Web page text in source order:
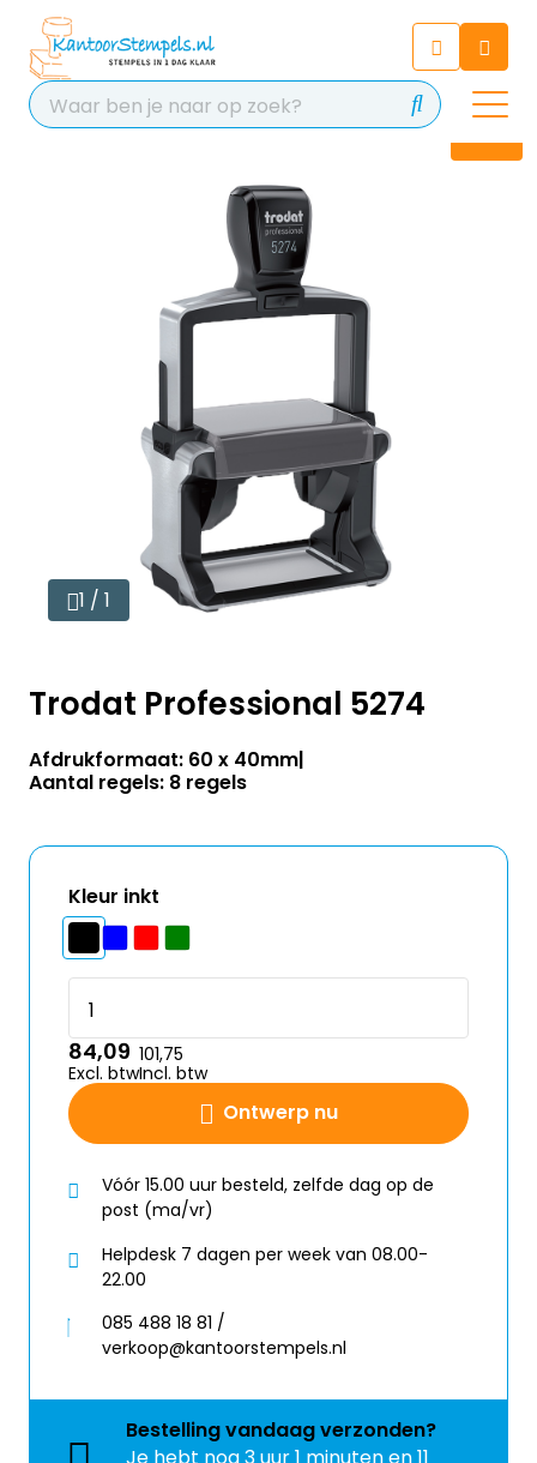
Chat 24/7 met onze chatbot
voor hulp
Contact
1 / 1
Trodat Professional 5274
Afdrukformaat: 60 x 40mm
Aantal regels: 8 regels
Kleur inkt
Ontwerp nu
84,09
Excl. btw
101,75
Incl. btw
Vóór 15.00 uur besteld, zelfde dag op de
post (ma/vr)
Helpdesk 7 dagen per week van 08.00-
22.00
085 488 18 81 /
verkoop@kantoorstempels.nl
Bestellingvandaagverzonden?